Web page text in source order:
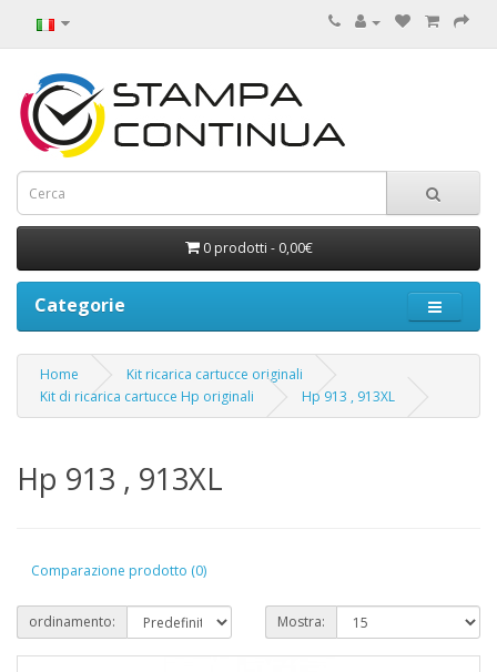
0 prodotti - 0,00€
Categorie
Home
Kit ricarica cartucce originali
Kit di ricarica cartucce Hp originali
Hp 913 , 913XL
Hp 913 , 913XL
Comparazione prodotto (0)
ordinamento: Mostra: